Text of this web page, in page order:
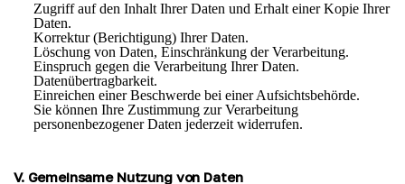
Zugriff auf den Inhalt Ihrer Daten und Erhalt einer Kopie Ihrer
Daten.
Korrektur (Berichtigung) Ihrer Daten.
Löschung von Daten, Einschränkung der Verarbeitung.
Einspruch gegen die Verarbeitung Ihrer Daten.
Datenübertragbarkeit.
Einreichen einer Beschwerde bei einer Aufsichtsbehörde.
Sie können Ihre Zustimmung zur Verarbeitung
personenbezogener Daten jederzeit widerrufen.
V. Gemeinsame Nutzung von Daten